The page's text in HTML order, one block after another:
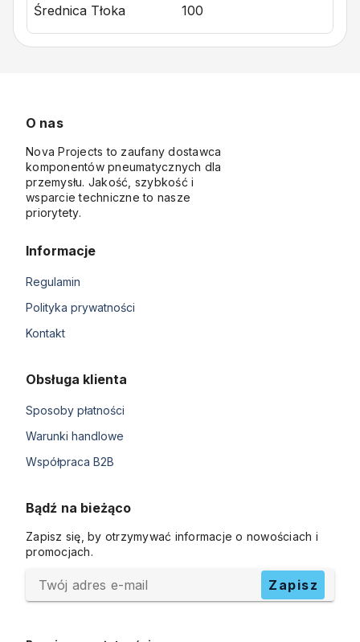
Średnica Tłoka
100
O nas
Nova Projects to zaufany dostawca
komponentów pneumatycznych dla
przemysłu. Jakość, szybkość i
wsparcie techniczne to nasze
priorytety.
Informacje
Regulamin
Polityka prywatności
Kontakt
Obsługa klienta
Sposoby płatności
Warunki handlowe
Współpraca B2B
Bądź na bieżąco
Zapisz się, by otrzymywać informacje o nowościach i
promocjach.
Twój adres e-mail Zapisz